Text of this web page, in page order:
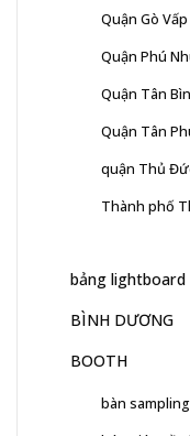
Quận Gò Vấp
Quận Phú
Quận Tân
Quận Tân
quận Thủ
Thành phố
bảng lightboard
BÌNH DƯƠNG
BOOTH
bàn